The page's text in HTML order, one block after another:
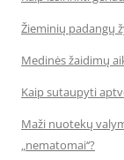
Žieminių padangų
Medinės žaidimų
Kaip sutaupyti
Maži nuotekų
„nematomai‘‘?